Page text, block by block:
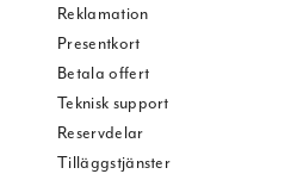
Reklamation
Presentkort
Betala offert
Teknisk support
Reservdelar
Tilläggstjänster